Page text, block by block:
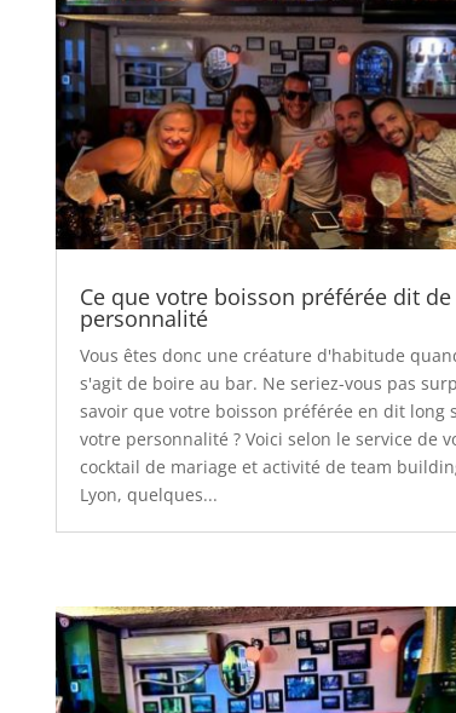
Ce que votre boisson préférée dit
personnalité
Vous êtes donc une créature d'habitude
s'agit de boire au bar. Ne seriez-vous pas
savoir que votre boisson préférée en dit long
votre personnalité ? Voici selon le service de
cocktail de mariage et activité de team
Lyon, quelques...